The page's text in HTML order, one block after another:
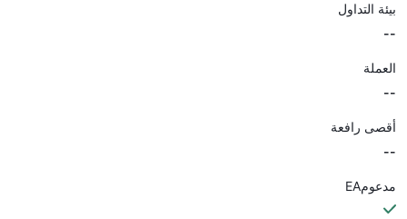
بيئة التداول
--
العملة
--
أقصى رافعة
--
مدعومEA